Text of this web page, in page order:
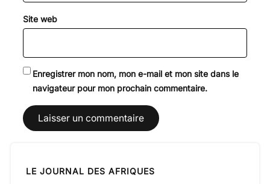
Site web
Enregistrer mon nom, mon e-mail et mon site dans le
navigateur pour mon prochain commentaire.
LE JOURNAL DES AFRIQUES